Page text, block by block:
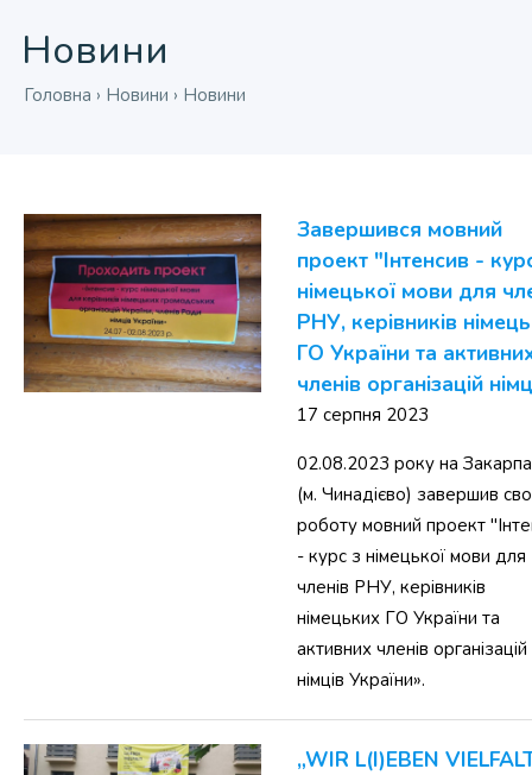
Новини
Головна › Новини › Новини
Завершився мовний
проект "Інтенсив -
німецької мови для
РНУ, керівників
ГО України та
членів організацій
17 серпня 2023
02.08.2023 року на
(м. Чинадієво) завершив
роботу мовний проект
- курс з німецької мови для
членів РНУ, керівників
німецьких ГО України та
активних членів організацій
німців України».
„WIR L(I)EBEN